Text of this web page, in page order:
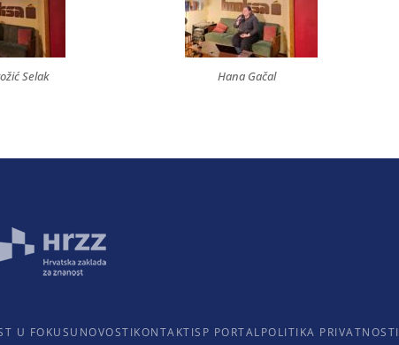
Selak Hana Gačal
U FOKUSU NOVOSTIKONTAKTISP PORTALPOLITIKA PRIVATNOSTI